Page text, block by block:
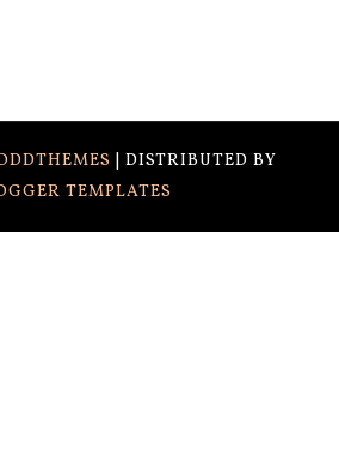
| DISTRIBUTED BY
TEMPLATES